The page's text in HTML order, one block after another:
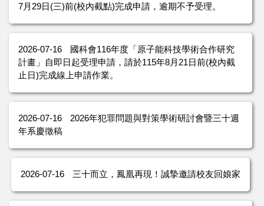
7月29日(三)前(校內截點)完成申請，逾期不予受理。
2026-07-16
國科會116年度「原子能科技學術合作研究
計畫」自即日起受理申請，請於115年8月21日前(校內截
止日)完成線上申請作業。
2026-07-16
2026年犯罪問題與對策學術研討會暨三十週
年系慶徵稿
2026-07-16 三十而立，鳳凰再現！誠摯邀請校友回娘家